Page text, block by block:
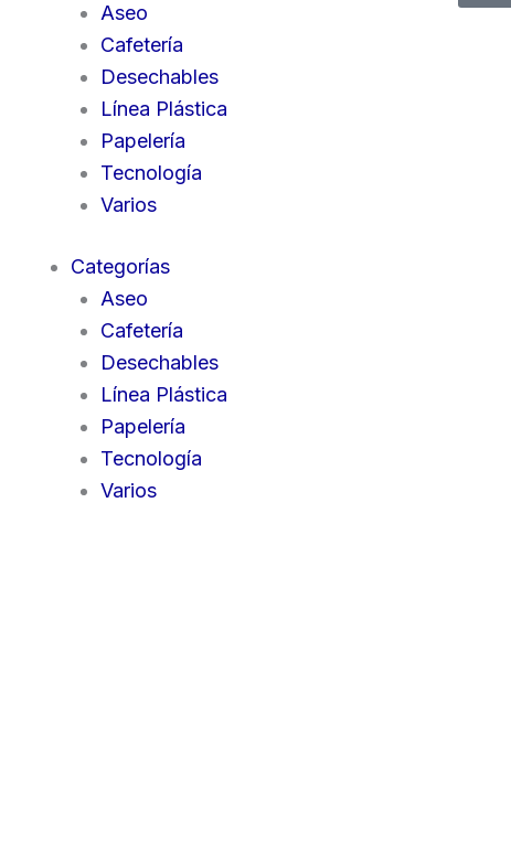
Aseo
Cafetería
Desechables
Línea Plástica
Papelería
Tecnología
Varios
Categorías
Aseo
Cafetería
Desechables
Línea Plástica
Papelería
Tecnología
Varios